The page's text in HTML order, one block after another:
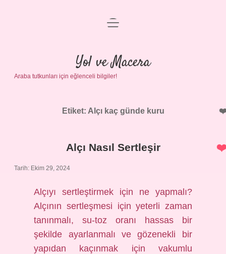
Anasayfa
Gizlilik Politikası
Yasal Uyarı
menüyü
Yol ve Macera
Araba tutkunları için eğlenceli bilgiler!
Etiket: Alçı kaç günde kuru
Alçı Nasıl Sertleşir
Tarih: Ekim 29, 2024
Alçıyı sertleştirmek için ne yapmalı?
Alçının sertleşmesi için yeterli zaman
tanınmalı, su-toz oranı hassas bir
şekilde ayarlanmalı ve gözenekli bir
yapıdan kaçınmak için vakumlu